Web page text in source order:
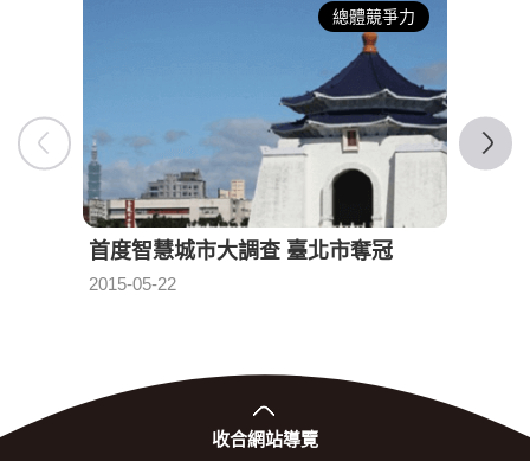
總體競爭力
首度智慧城市大調查 臺北市奪冠
2015-05-22
發布日期：
收合網站導覽